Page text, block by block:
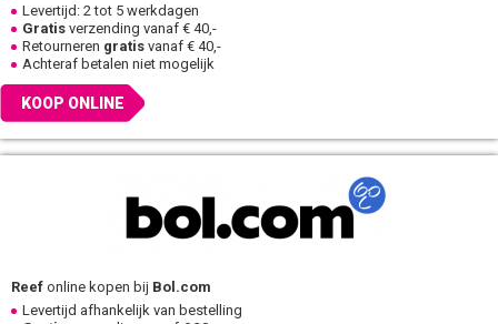
Levertijd: 2 tot 5 werkdagen
Gratis verzending vanaf € 40,-
Retourneren gratis vanaf € 40,-
Achteraf betalen niet mogelijk
KOOP ONLINE
Reef online kopen bij Bol.com
Levertijd afhankelijk van bestelling